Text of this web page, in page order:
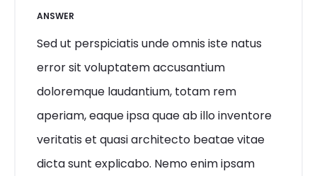
ANSWER
Sed ut perspiciatis unde omnis iste natus
error sit voluptatem accusantium
doloremque laudantium, totam rem
aperiam, eaque ipsa quae ab illo inventore
veritatis et quasi architecto beatae vitae
dicta sunt explicabo. Nemo enim ipsam